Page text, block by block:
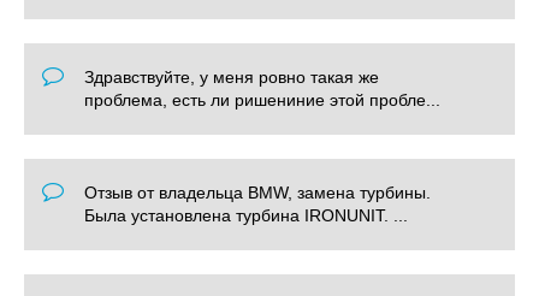
Здравствуйте, у меня ровно такая же
проблема, есть ли ришениние этой пробле...
Отзыв от владельца BMW, замена турбины.
Была установлена турбина IRONUNIT. ...